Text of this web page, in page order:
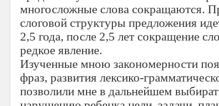
многосложные слова сокращаются.
слоговой структуры предложения
2,5 года, после 2,5 лет сокращение
редкое явление.
Изученные мною закономерности
фраз, развития лексико-
позволили мне в дальнейшем